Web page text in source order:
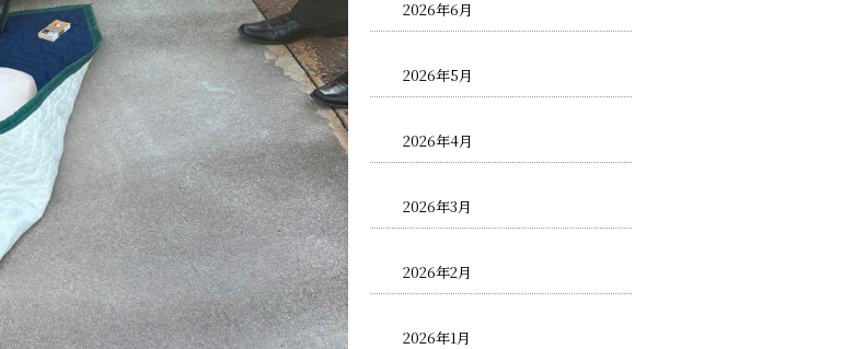
2026年6月
2026年5月
2026年4月
2026年3月
2026年2月
2026年1月